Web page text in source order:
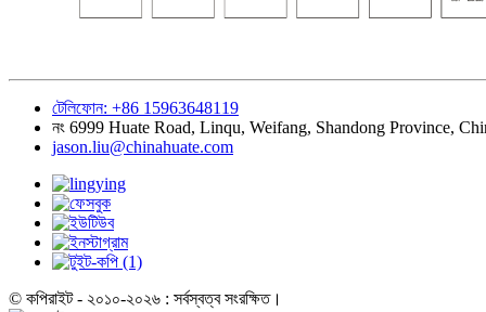
টেলিফোন: +86 15963648119
নং 6999 Huate Road, Linqu, Weifang, Shandong Province,
jason.liu@chinahuate.com
© কপিরাইট - ২০১০-২০২৬ : সর্বস্বত্ব সংরক্ষিত।